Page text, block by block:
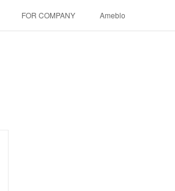
FOR COMPANY Ameblo